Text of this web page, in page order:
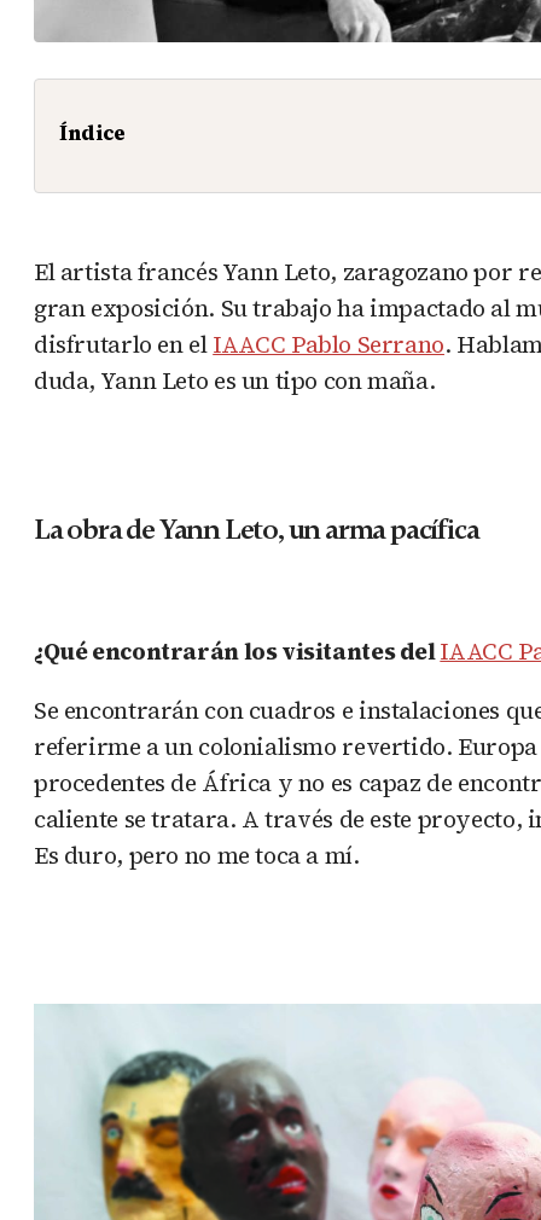
Índice
El artista francés Yann Leto, zaragozano por
gran exposición. Su trabajo ha impactado al
disfrutarlo en elIAACC Pablo Serrano.
duda, Yann Leto es un tipo con maña.
La obra de Yann Leto, un arma pacífica
¿Qué encontrarán los visitantes delIAACC
Se encontrarán con cuadros e instalaciones
referirme a un colonialismo revertido. Europa
procedentes de África y no es capaz de
caliente se tratara. A través de este proyecto,
Es duro, pero no me toca a mí.